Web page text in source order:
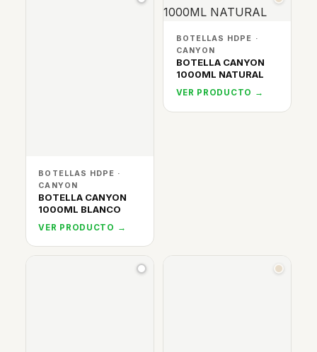
BOTELLAS HDPE ·
CANYON
BOTELLA CANYON
1000ML BLANCO
VER PRODUCTO →
BOTELLAS HDPE ·
CANYON
BOTELLA CANYON
1000ML NATURAL
VER PRODUCTO →